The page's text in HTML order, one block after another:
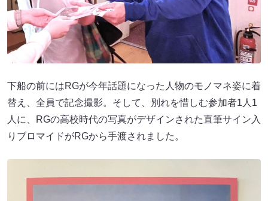
下船の前にはRGが今年話題になった人物のモノマネ姿に着
替え、全員で記念撮影。そして、別れを惜しむ参加者1人1
人に、RGの高校時代の写真がデザインされた直筆サイン入
りブロマイドがRGから手渡されました。